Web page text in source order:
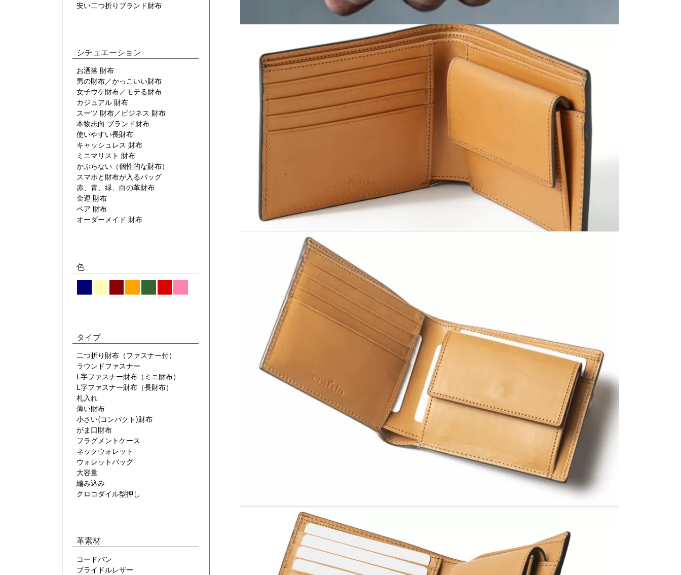
安い二つ折りブランド財布
シチュエーション
お洒落 財布
男の財布／かっこいい財布
女子ウケ財布／モテる財布
カジュアル 財布
スーツ 財布／ビジネス 財布
本物志向 ブランド財布
使いやすい長財布
キャッシュレス 財布
ミニマリスト 財布
かぶらない（個性的な財布）
スマホと財布が入るバッグ
赤、青、緑、白の革財布
金運 財布
ペア 財布
オーダーメイド 財布
色
タイプ
二つ折り財布（ファスナー付）
ラウンドファスナー
L字ファスナー財布（ミニ財布）
L字ファスナー財布（長財布）
札入れ
薄い財布
小さい(コンパクト)財布
がま口財布
フラグメントケース
ネックウォレット
ウォレットバッグ
大容量
編み込み
クロコダイル型押し
革素材
コードバン
ブライドルレザー